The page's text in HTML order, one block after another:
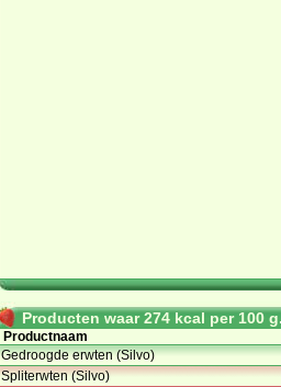
Producten waar 274 kcal per 100
Productnaam
Gedroogde erwten (Silvo)
Spliterwten (Silvo)